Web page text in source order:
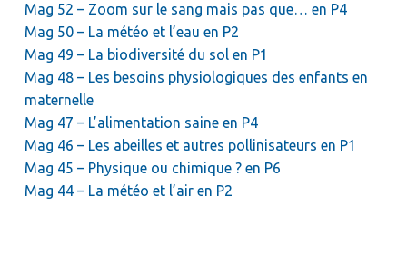
Mag 52 – Zoom sur le sang mais pas que… en P4
Mag 50 – La météo et l’eau en P2
Mag 49 – La biodiversité du sol en P1
Mag 48 – Les besoins physiologiques des enfants en
maternelle
Mag 47 – L’alimentation saine en P4
Mag 46 – Les abeilles et autres pollinisateurs en P1
Mag 45 – Physique ou chimique ? en P6
Mag 44 – La météo et l’air en P2